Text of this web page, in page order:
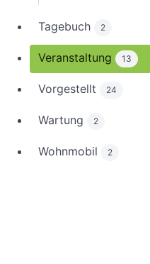
Tagebuch 2
Veranstaltung 13
Vorgestellt 24
Wartung 2
Wohnmobil 2